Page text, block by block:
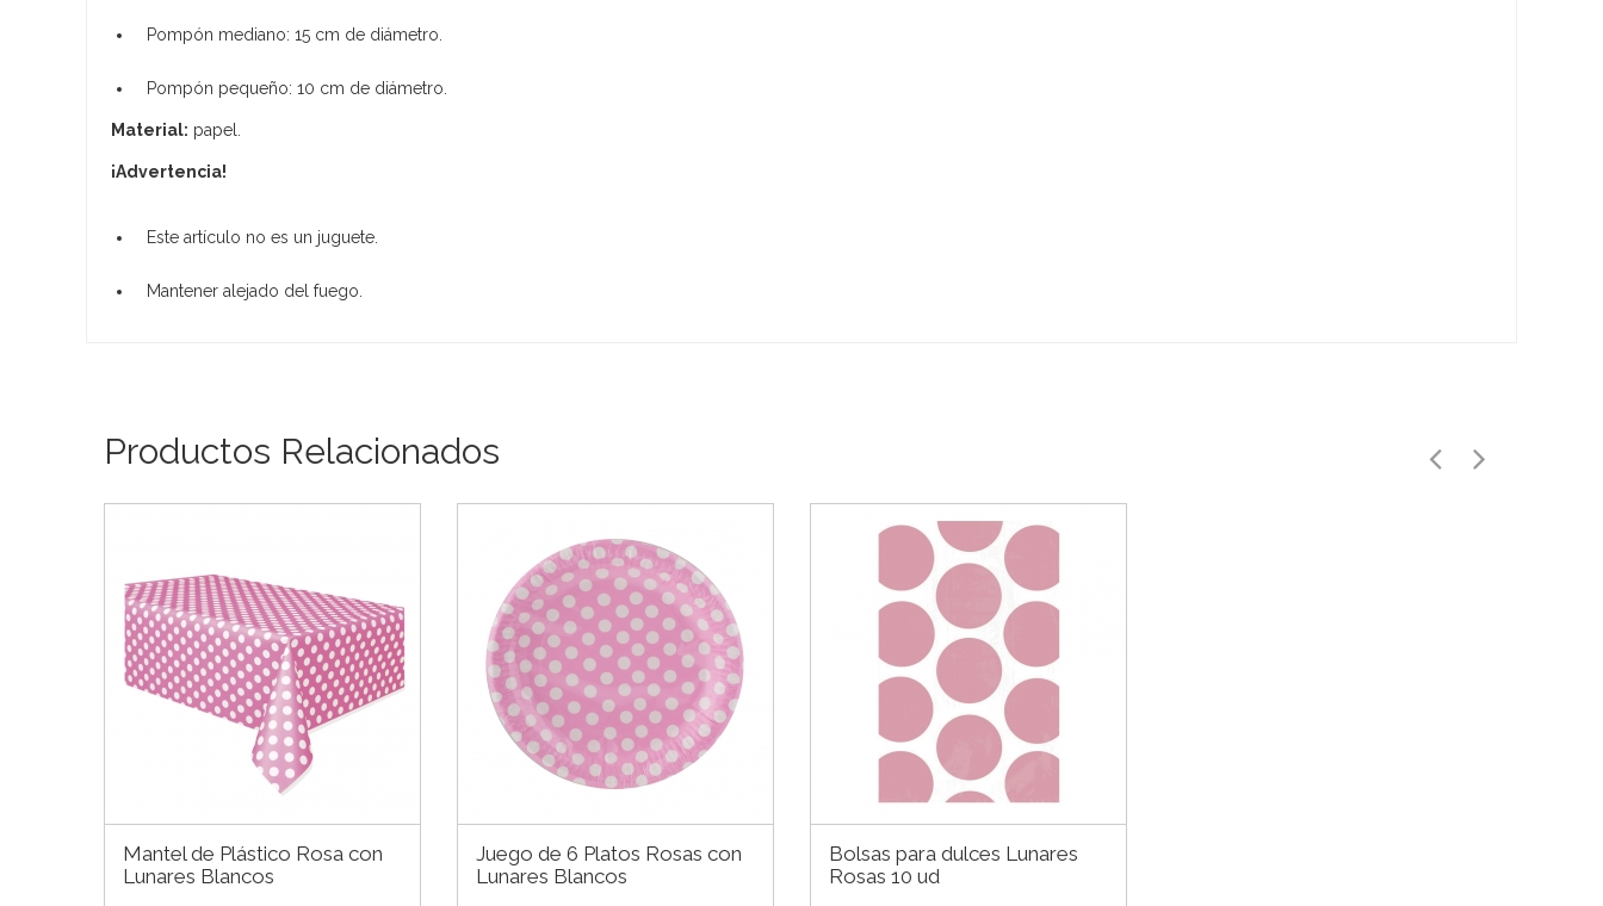
Pompón mediano: 15 cm de diámetro.
Pompón pequeño: 10 cm de diámetro.
Material: papel.
¡Advertencia!
Este artículo no es un juguete.
Mantener alejado del fuego.
Productos Relacionados
Mantel de Plástico Rosa con
Lunares Blancos
Juego de 6 Platos Rosas con
Lunares Blancos
Bolsas para dulces Lunares
Rosas 10 ud